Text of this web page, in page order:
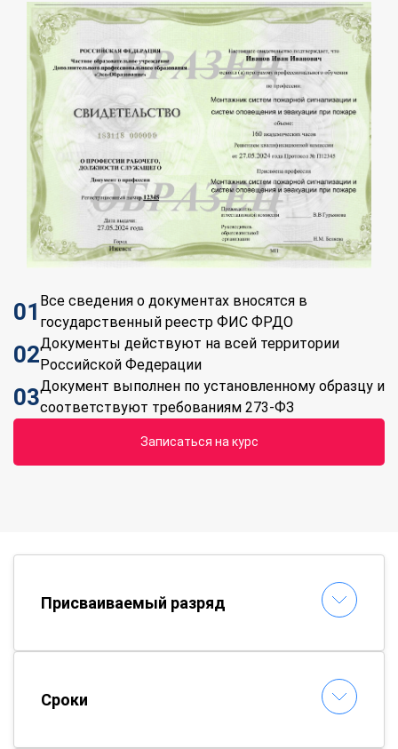
01 Все сведения о документах вносятся в
государственный реестр ФИС ФРДО
02Документы действуют на всей территории
Российской Федерации
03Документ выполнен по установленному образцу и
соответствуют требованиям 273-ФЗ
Записаться на курс
Присваиваемый разряд
Сроки